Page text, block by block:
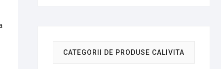
CATEGORII DE PRODUSE CALIVITA